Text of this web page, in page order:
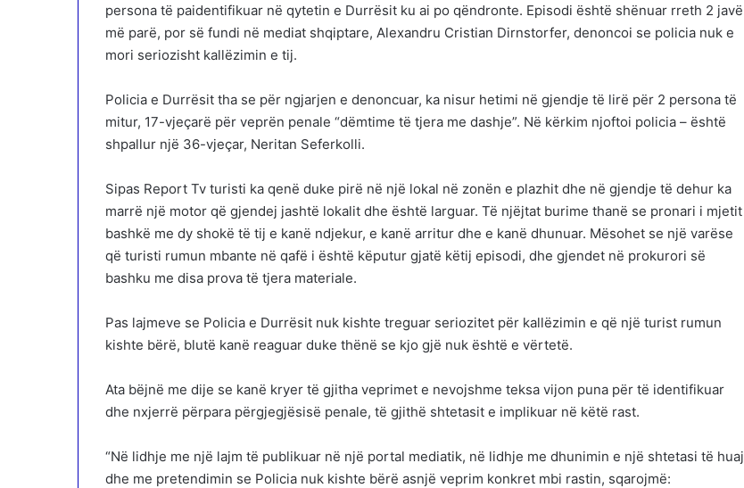
persona të paidentifikuar në qytetin e Durrësit ku ai po qëndronte. Episodi është shënuar rreth 2 javë
më parë, por së fundi në mediat shqiptare, Alexandru Cristian Dirnstorfer, denoncoi se policia nuk e
mori seriozisht kallëzimin e tij.
Policia e Durrësit tha se për ngjarjen e denoncuar, ka nisur hetimi në gjendje të lirë për 2 persona të
mitur, 17-vjeçarë për veprën penale “dëmtime të tjera me dashje”. Në kërkim njoftoi policia – është
shpallur një 36-vjeçar, Neritan Seferkolli.
Sipas Report Tv turisti ka qenë duke pirë në një lokal në zonën e plazhit dhe në gjendje të dehur ka
marrë një motor që gjendej jashtë lokalit dhe është larguar. Të njëjtat burime thanë se pronari i mjetit
bashkë me dy shokë të tij e kanë ndjekur, e kanë arritur dhe e kanë dhunuar. Mësohet se një varëse
që turisti rumun mbante në qafë i është këputur gjatë këtij episodi, dhe gjendet në prokurori së
bashku me disa prova të tjera materiale.
Pas lajmeve se Policia e Durrësit nuk kishte treguar seriozitet për kallëzimin e që një turist rumun
kishte bërë, blutë kanë reaguar duke thënë se kjo gjë nuk është e vërtetë.
Ata bëjnë me dije se kanë kryer të gjitha veprimet e nevojshme teksa vijon puna për të identifikuar
dhe nxjerrë përpara përgjegjësisë penale, të gjithë shtetasit e implikuar në këtë rast.
“Në lidhje me një lajm të publikuar në një portal mediatik, në lidhje me dhunimin e një shtetasi të huaj
dhe me pretendimin se Policia nuk kishte bërë asnjë veprim konkret mbi rastin, sqarojmë: